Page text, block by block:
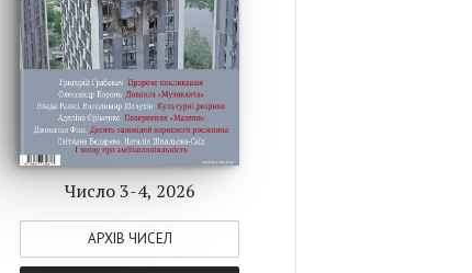
Число 3-4, 2026
АРХІВ ЧИСЕЛ